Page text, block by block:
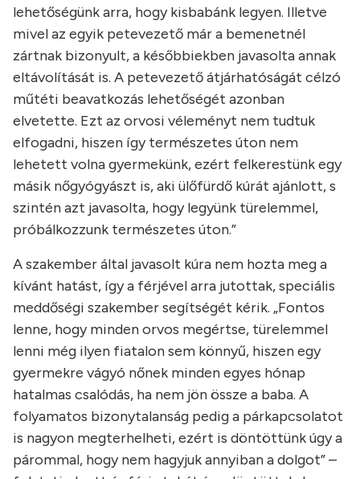
lehetőségünk arra, hogy kisbabánk legyen. Illetve
mivel az egyik petevezető már a bemenetnél
zártnak bizonyult, a későbbiekben javasolta annak
eltávolítását is. A petevezető átjárhatóságát célzó
műtéti beavatkozás lehetőségét azonban
elvetette. Ezt az orvosi véleményt nem tudtuk
elfogadni, hiszen így természetes úton nem
lehetett volna gyermekünk, ezért felkerestünk egy
másik nőgyógyászt is, aki ülőfürdő kúrát ajánlott, s
szintén azt javasolta, hogy legyünk türelemmel,
próbálkozzunk természetes úton.”
A szakember által javasolt kúra nem hozta meg a
kívánt hatást, így a férjével arra jutottak, speciális
meddőségi szakember segítségét kérik. „Fontos
lenne, hogy minden orvos megértse, türelemmel
lenni még ilyen fiatalon sem könnyű, hiszen egy
gyermekre vágyó nőnek minden egyes hónap
hatalmas csalódás, ha nem jön össze a baba. A
folyamatos bizonytalanság pedig a párkapcsolatot
is nagyon megterhelheti, ezért is döntöttünk úgy a
párommal, hogy nem hagyjuk annyiban a dolgot” –